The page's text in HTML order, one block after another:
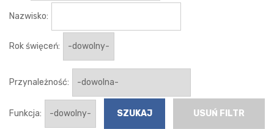
Nazwisko:
Rok święceń:
Przynależność:
Funkcja: USUŃ FILTR